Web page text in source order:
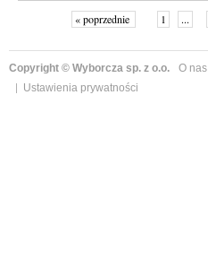
« poprzednie 1 ...
Copyright © Wyborcza sp. z o.o. O nas
Ustawienia prywatności